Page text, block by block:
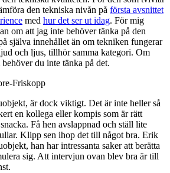
den tekniska nivån på första avsnittet
med hur det ser ut idag. För mig
om att jag inte behöver tänka på den
själva innehållet än om tekniken fungerar
och ljus, tillhör samma kategori. Om
du inte tänka på det.
är dock viktigt. Det är inte heller så
en kollega eller kompis som är rätt
Få hen avslappnad och ställ lite
Klipp sen ihop det till något bra. Erik
han har intressanta saker att berätta
sig. Att intervjun ovan blev bra är till